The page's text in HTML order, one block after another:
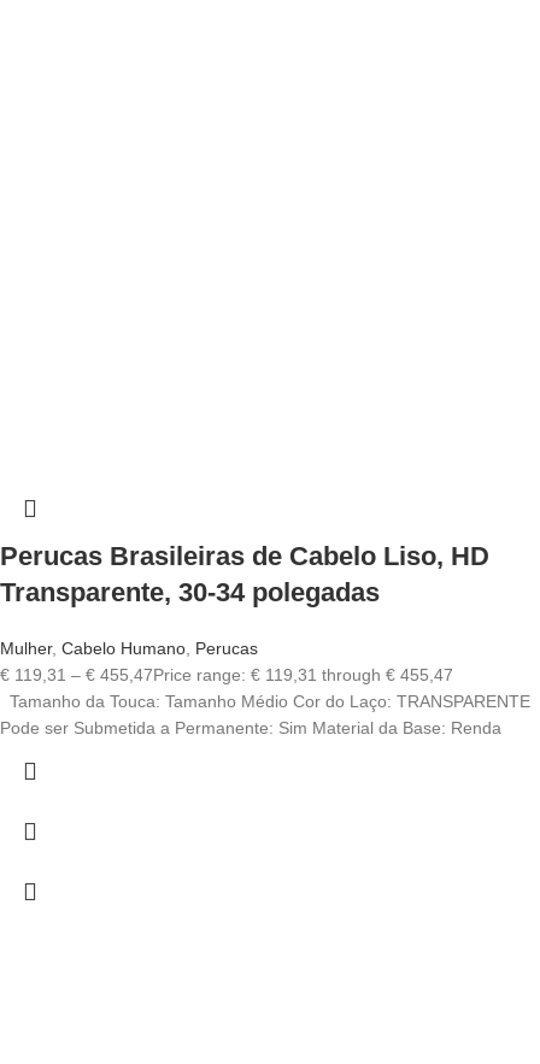
Perucas Brasileiras de Cabelo Liso, HD
Transparente, 30-34 polegadas
Mulher, Cabelo Humano, Perucas
€ 119,31 – € 455,47Price range: € 119,31 through € 455,47
Tamanho da Touca: Tamanho Médio Cor do Laço: TRANSPARENTE
Pode ser Submetida a Permanente: Sim Material da Base: Renda